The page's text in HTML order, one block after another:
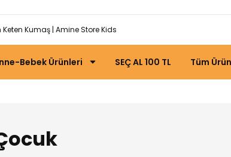
Bebek Ürünleri SEÇ AL 100 TL Tüm